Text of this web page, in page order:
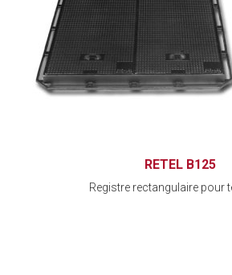
RETEL B125
Registre rectangulaire pour